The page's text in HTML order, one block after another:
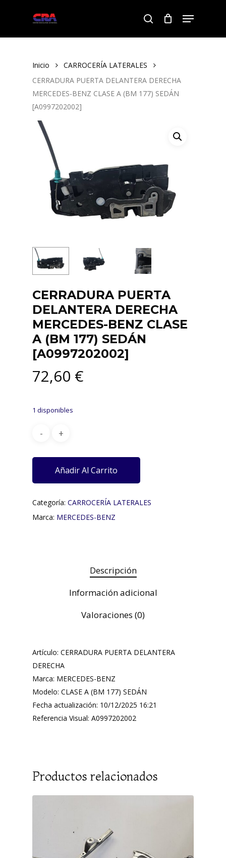
search
Menu
Inicio
CARROCERÍA LATERALES
CERRADURA PUERTA DELANTERA DERECHA
MERCEDES-BENZ CLASE A (BM 177) SEDÁN
[A0997202002]
CERRADURA PUERTA
DELANTERA DERECHA
MERCEDES-BENZ CLASE
A (BM 177) SEDÁN
[A0997202002]
72,60 €
1 disponibles
Añadir Al Carrito
Categoría: CARROCERÍA LATERALES
Marca: MERCEDES-BENZ
Descripción
Información adicional
Valoraciones (0)
Artículo: CERRADURA PUERTA DELANTERA
DERECHA
Marca: MERCEDES-BENZ
Modelo: CLASE A (BM 177) SEDÁN
Fecha actualización: 10/12/2025 16:21
Referencia Visual: A0997202002
Productos relacionados